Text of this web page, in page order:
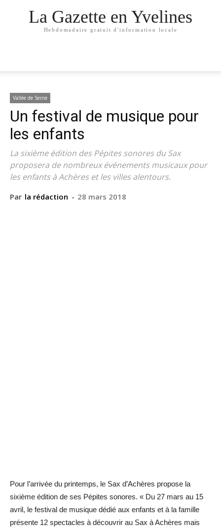
La Gazette en Yvelines
Hebdomadaire gratuit d'information locale
Vallée de Seine
Un festival de musique pour
les enfants
La sixième édition des Pépites sonores du Sax
proposera de nombreux événements musicaux pour
les enfants à Achères et les villes alentours.
Par la rédaction - 28 mars 2018
Pour l’arrivée du printemps, le Sax d’Achères propose la
sixième édition de ses Pépites sonores. « Du 27 mars au 15
avril, le festival de musique dédié aux enfants et à la famille
présente 12 spectacles à découvrir au Sax à Achères mais